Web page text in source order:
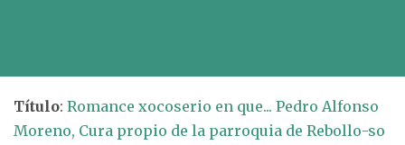
Título: Romance xocoserio en que... Pedro Alfonso
Moreno, Cura propio de la parroquia de Rebollo-so